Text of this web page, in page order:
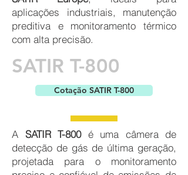
aplicações industriais, manutenção
preditiva e monitoramento térmico
com alta precisão.
SATIR T-800
Cotação SATIR T-800
A SATIR T-800é uma câmera de
detecção de gás de última geração,
projetada para o monitoramento